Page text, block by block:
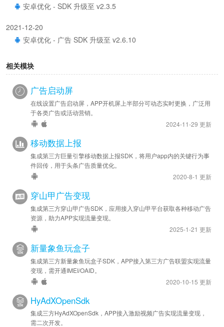
安卓优化 - SDK 升级至 v2.3.5
2021-12-20
安卓优化 - 广告 SDK 升级至 v2.6.10
相关模块
广告启动屏
在线设置广告启动屏，APP开机屏上半部分可动态实时更换，广泛用
于各类广告或活动营销。
2024-11-29 更新
移动数据上报
集成第三方巨量引擎移动数据上报SDK，将用户app内的关键行为事
件回传，用于头条广告质量优化。
2020-8-1 更新
穿山甲广告变现
集成第三方穿山甲广告SDK，应用接入穿山甲平台获取各种移动广告
资源，助力APP实现流量变现。
2025-1-21 更新
新量象鱼玩盒子
集成第三方新量象鱼玩盒子SDK，APP接入第三方广告联盟实现流量
变现，需开通IMEI/OAID。
2020-10-15 更新
HyAdXOpenSdk
集成三方HyAdXOpenSdk，APP接入激励视频广告实现流量变现，
需二次开发。